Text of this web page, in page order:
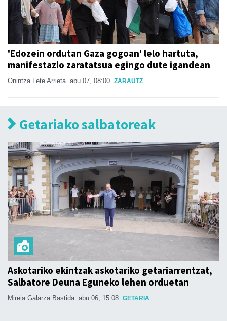
'Edozein ordutan Gaza gogoan' lelo hartuta,
manifestazio zaratatsua egingo dute igandean
Onintza Lete Arrieta abu 07, 08:00 ZARAUTZ
Getariako salbatoreak
Askotariko ekintzak askotariko getariarrentzat,
Salbatore Deuna Eguneko lehen orduetan
Mireia Galarza Bastida abu 06, 15:08 GETARIA